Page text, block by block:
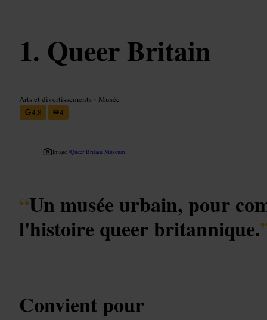
Queer Britain
Arts et divertissements • Musée
4,8
4
Image /Queer Britain Museum
“Un musée urbain, pour
l'histoire queer britannique.
Convient pour